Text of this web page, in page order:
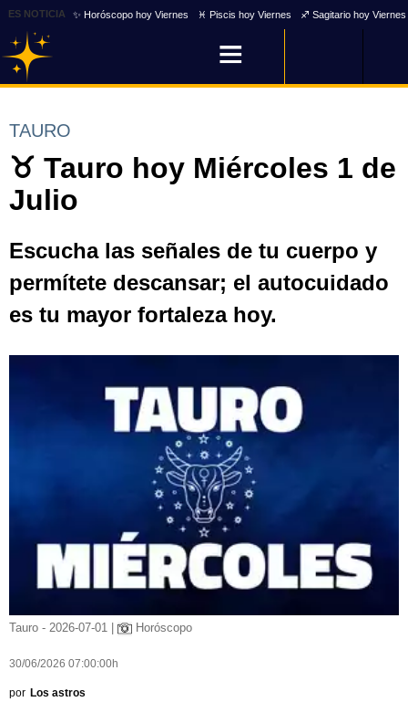
ES NOTICIA ✨ Horóscopo hoy Viernes ♓ Piscis hoy Viernes ♐ Sagitario hoy Viernes
TAURO
♉ Tauro hoy Miércoles 1 de
Julio
Escucha las señales de tu cuerpo y
permítete descansar; el autocuidado
es tu mayor fortaleza hoy.
Tauro - 2026-07-01 | Horóscopo
30/06/2026 07:00:00h
por Los astros